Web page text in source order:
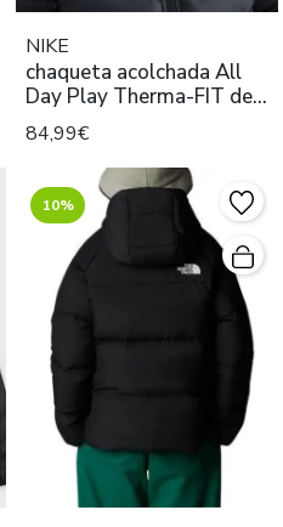
NIKE
chaqueta acolchada All
Day Play Therma-FIT de
Nike para niño
84,99€
10%